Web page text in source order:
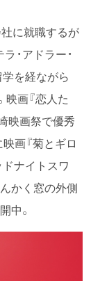
に就職するが
・アドラー・
学を経ながら
映画『恋人た
映画祭で優秀
画『菊とギロ
ドナイトスワ
かく窓の外側
中。